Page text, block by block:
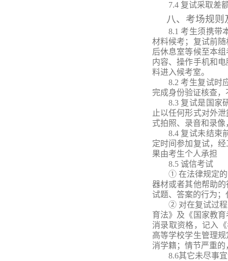
7.4 复试采取差
八、考场规则
8.1考生须携带
材料候考； 复试前
后休息室等候至本
内容、操作手机和
料进入候考室。
8.2考生复试时
完成身份验证核查 ，
8.3 复试是国家
止以任何形式对外
式拍照、录音和录
8.4 复试未结束
定时间参加复试，
果由考生个人承担
8.5 诚信考试
① 在法律规定的
器材或者其他帮助
试题、答案的行为
② 对在复试过程
育法》及《国家教
消录取资格，记入
高等学校学生管理
消学籍；情节严重
8.6其它未尽事